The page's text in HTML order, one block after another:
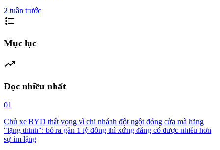
2 tuần trước
format_list_bulleted
Mục lục
trending_up
Đọc nhiều nhất
01
Chủ xe BYD thất vọng vì chi nhánh đột ngột đóng cửa mà hãng
"lặng thinh": bỏ ra gần 1 tỷ đồng thì xứng đáng có được nhiều hơn
sự im lặng